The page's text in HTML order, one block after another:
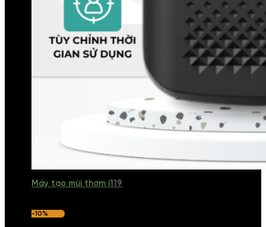
Máy tạo mùi thơm i119
-10%